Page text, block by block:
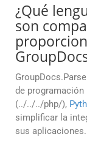
¿Qué
son
de
(../../../php/),
simplificar la
sus aplicaciones.